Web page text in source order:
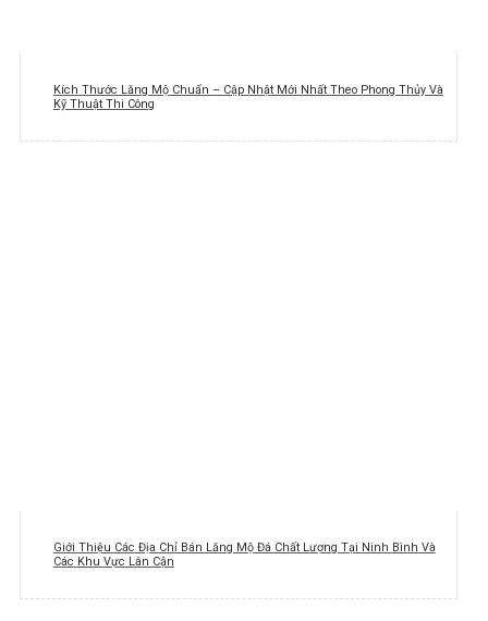
Kích Thước Lăng Mộ Chuẩn – Cập Nhật Mới Nhất Theo Phong Thủy Và
Kỹ Thuật Thi Công
Giới Thiệu Các Địa Chỉ Bán Lăng Mộ Đá Chất Lượng Tại Ninh Bình Và
Các Khu Vực Lân Cận